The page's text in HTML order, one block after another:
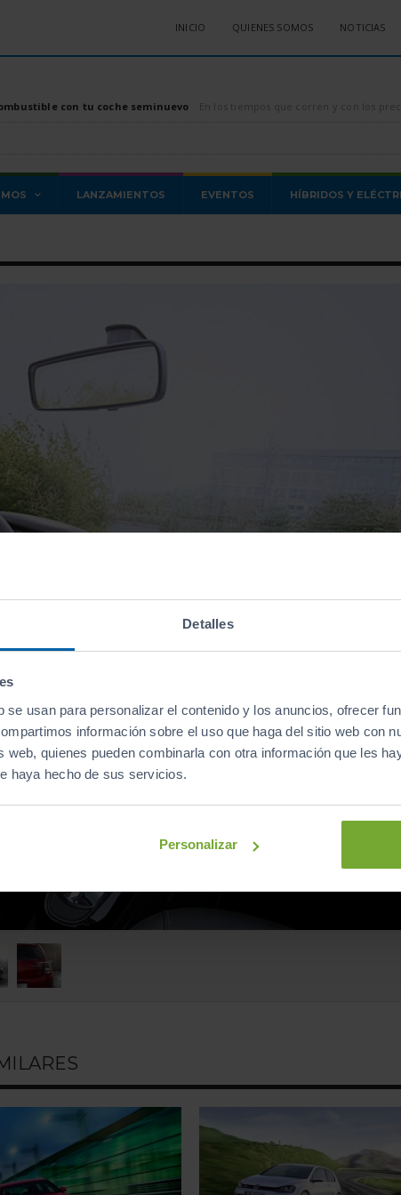
Detalles
se usan para personalizar el contenido y los anuncios, ofrecer
información sobre el uso que haga del sitio web con
web, quienes pueden combinarla con otra información que les
haya hecho de sus servicios.
Personalizar
INICIO QUIENES SOMOS NOTICIAS
con tu coche seminuevo En los tiempos que corren y con los precios de los combustibles, tanto diésel como
LANZAMIENTOS EVENTOS HÍBRIDOS Y